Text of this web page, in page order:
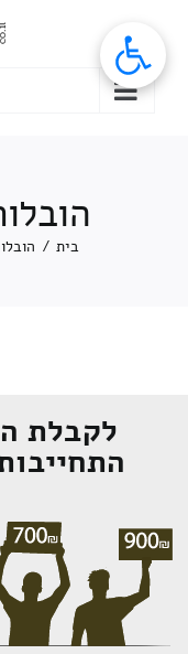
בית /
לקבלת